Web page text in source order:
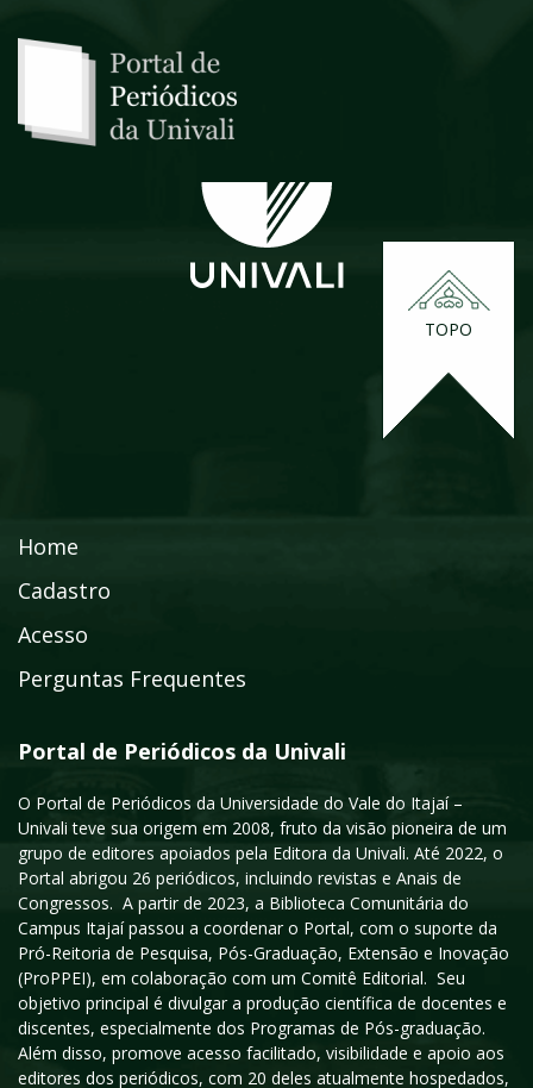
TOPO
Home
Cadastro
Acesso
Perguntas Frequentes
Portal de Periódicos da Univali
O Portal de Periódicos da Universidade do Vale do Itajaí –
Univali teve sua origem em 2008, fruto da visão pioneira de um
grupo de editores apoiados pela Editora da Univali. Até 2022, o
Portal abrigou 26 periódicos, incluindo revistas e Anais de
Congressos. A partir de 2023, a Biblioteca Comunitária do
Campus Itajaí passou a coordenar o Portal, com o suporte da
Pró-Reitoria de Pesquisa, Pós-Graduação, Extensão e Inovação
(ProPPEI), em colaboração com um Comitê Editorial. Seu
objetivo principal é divulgar a produção científica de docentes e
discentes, especialmente dos Programas de Pós-graduação.
Além disso, promove acesso facilitado, visibilidade e apoio aos
editores dos periódicos, com 20 deles atualmente hospedados,